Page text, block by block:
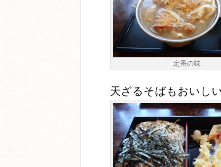
定番の味
天ざるそばもおいし